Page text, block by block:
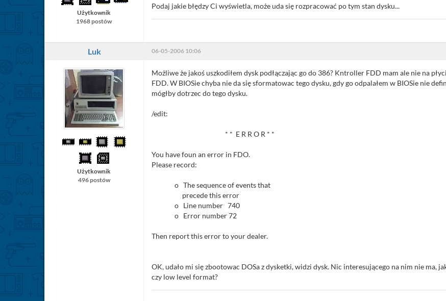
Użytkownik
1968 postów
Podaj jakie błędzy Ci wyświetla, może uda się rozpracować po tym stan dysku...
Luk 06-05-2006 10:06
Użytkownik
496 postów
Możliwe że jakoś uszkodiłem dysk podłączając go do 386? Kntroller FDD mam ale nie na
FDD. W BIOSie chyba nie da się sformatowac tego dysku, gdy go odpalałem w BIOSie nie
mógłby dotrzec do tego dysku.
/edit:
* * E R R O R * *
You have foun an error in FDO.
Please record:
o The sequence of events that
precede this error
o Line number 740
o Error number 72
Then report this error to your dealer.
OK, udało mi się zbootowac DOSa z dysketki, widzi dysk. Nic interesującego na nim nie ma,
czy low level format?